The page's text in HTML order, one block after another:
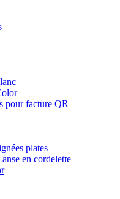
pour facture QR
plates
en cordelette